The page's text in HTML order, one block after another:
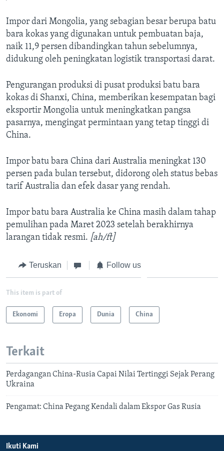
Impor dari Mongolia, yang sebagian besar berupa batu
bara kokas yang digunakan untuk pembuatan baja,
naik 11,9 persen dibandingkan tahun sebelumnya,
didukung oleh peningkatan logistik transportasi darat.
Pengurangan produksi di pusat produksi batu bara
kokas di Shanxi, China, memberikan kesempatan bagi
eksportir Mongolia untuk meningkatkan pangsa
pasarnya, mengingat permintaan yang tetap tinggi di
China.
Impor batu bara China dari Australia meningkat 130
persen pada bulan tersebut, didorong oleh status bebas
tarif Australia dan efek dasar yang rendah.
Impor batu bara Australia ke China masih dalam tahap
pemulihan pada Maret 2023 setelah berakhirnya
larangan tidak resmi. [ah/ft]
Teruskan Follow us
This item is part of
Ekonomi Eropa Dunia China
Terkait
Perdagangan China-Rusia Capai Nilai Tertinggi Sejak Perang
Ukraina
Pengamat: China Pegang Kendali dalam Ekspor Gas Rusia
Ikuti Kami